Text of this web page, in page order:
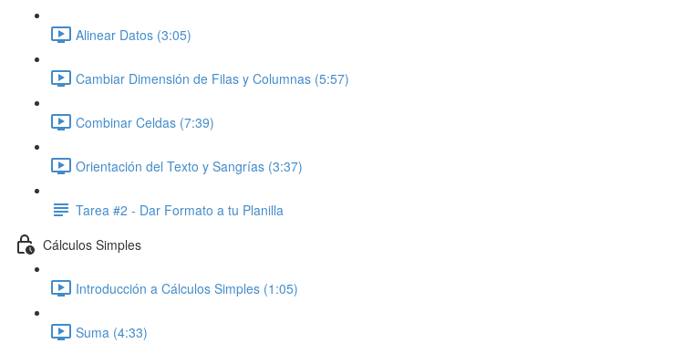
Alinear Datos (3:05)
Cambiar Dimensión de Filas y Columnas (5:57)
Combinar Celdas (7:39)
Orientación del Texto y Sangrías (3:37)
Tarea #2 - Dar Formato a tu Planilla
Cálculos Simples
Introducción a Cálculos Simples (1:05)
Suma (4:33)